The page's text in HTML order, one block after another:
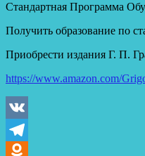
Стандартная Программа
Получить образование по
Приобрести издания Г. П.
https://www.amazon.com/
VK
Telegram